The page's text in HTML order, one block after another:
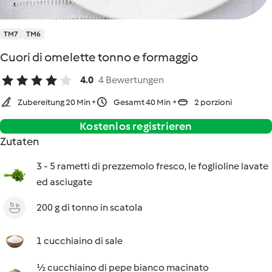
TM7 TM6
Cuori di omelette tonno e formaggio
4.0 4 Bewertungen
Zubereitung 20 Min Gesamt 40 Min 2 porzioni
Kostenlos registrieren
Zutaten
3 - 5 rametti di prezzemolo fresco, le foglioline lavate
ed asciugate
200 g di tonno in scatola
1 cucchiaino di sale
½ cucchiaino di pepe bianco macinato